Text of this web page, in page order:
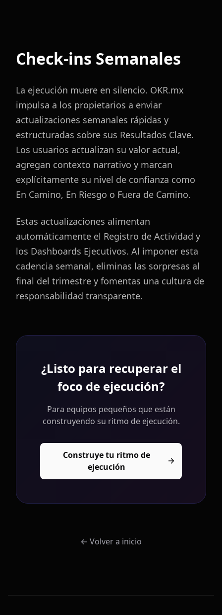
Check-ins Semanales
La ejecución muere en silencio. OKR.mx
impulsa a los propietarios a enviar
actualizaciones semanales rápidas y
estructuradas sobre sus Resultados Clave.
Los usuarios actualizan su valor actual,
agregan contexto narrativo y marcan
explícitamente su nivel de confianza como
En Camino, En Riesgo o Fuera de Camino.
Estas actualizaciones alimentan
automáticamente el Registro de Actividad y
los Dashboards Ejecutivos. Al imponer esta
cadencia semanal, eliminas las sorpresas al
final del trimestre y fomentas una cultura de
responsabilidad transparente.
¿Listo para recuperar el
foco de ejecución?
Para equipos pequeños que están
construyendo su ritmo de ejecución.
Construye tu ritmo de
ejecución
← Volver a inicio